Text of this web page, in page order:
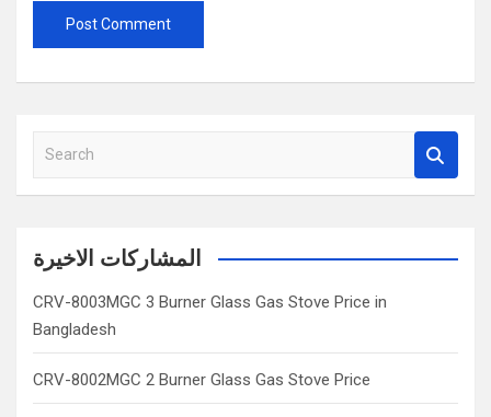
a
c
المشاركات الاخيرة
CRV-8003MGC 3 Burner Glass Gas Stove Price in
Bangladesh
CRV-8002MGC 2 Burner Glass Gas Stove Price